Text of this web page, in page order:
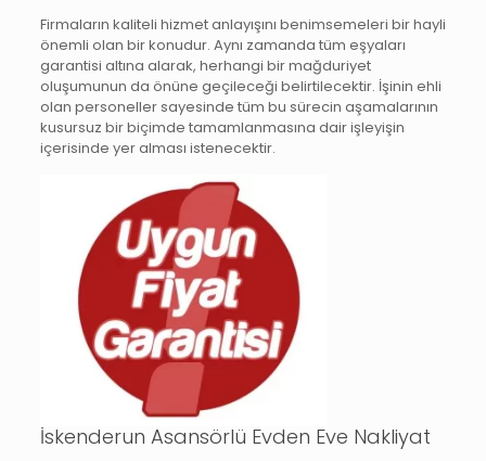
Firmaların kaliteli hizmet anlayışını benimsemeleri bir hayli
önemli olan bir konudur. Aynı zamanda tüm eşyaları
garantisi altına alarak, herhangi bir mağduriyet
oluşumunun da önüne geçileceği belirtilecektir. İşinin ehli
olan personeller sayesinde tüm bu sürecin aşamalarının
kusursuz bir biçimde tamamlanmasına dair işleyişin
içerisinde yer alması istenecektir.
İskenderun Asansörlü Evden Eve Nakliyat